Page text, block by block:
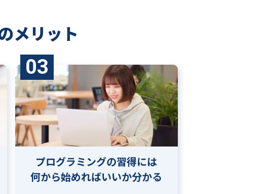
メリット
03
プログラミングの習得には
何から始めればいいか分かる